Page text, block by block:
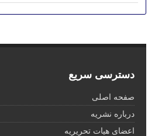
دسترسی سریع
صفحه اصلی
درباره نشریه
اعضای هیات تحریریه